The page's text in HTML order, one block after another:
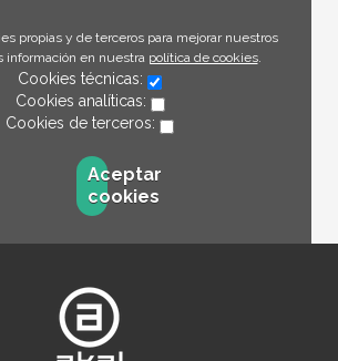
propias y de terceros para mejorar nuestros
información en nuestra política de cookies.
Cookies técnicas:
Cookies analíticas:
Cookies de terceros:
Aceptar
cookies